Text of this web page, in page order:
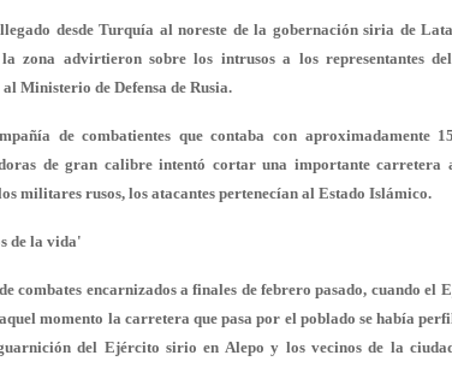
desde Turquía al noreste de la gobernación siria de
zona advirtieron sobre los intrusos a los representantes
Ministerio de Defensa de Rusia.
de combatientes que contaba con aproximadamente
de gran calibre intentó cortar una importante
militares rusos, los atacantes pertenecían al Estado Islámico.
de la vida'
combates encarnizados a finales de febrero pasado, cuando
momento la carretera que pasa por el poblado se había
del Ejército sirio en Alepo y los vecinos de la